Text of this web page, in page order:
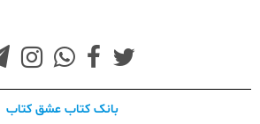
بانک کتاب عشق کتاب